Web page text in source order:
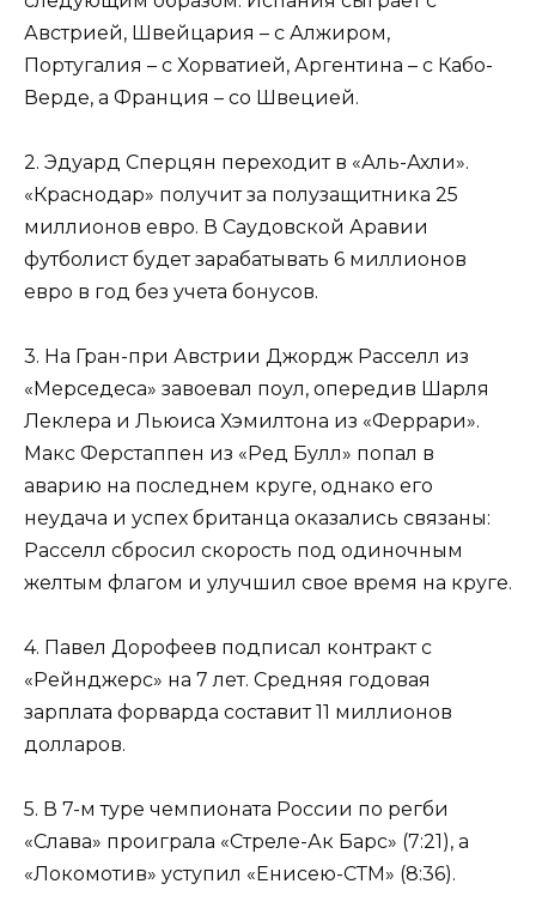
Австрией, Швейцария – с Алжиром,
Португалия – с Хорватией, Аргентина – с Кабо-
Верде, а Франция – со Швецией.
2. Эдуард Сперцян переходит в «Аль-Ахли».
«Краснодар» получит за полузащитника 25
миллионов евро. В Саудовской Аравии
футболист будет зарабатывать 6 миллионов
евро в год без учета бонусов.
3. На Гран-при Австрии Джордж Расселл из
«Мерседеса» завоевал поул, опередив Шарля
Леклера и Льюиса Хэмилтона из «Феррари».
Макс Ферстаппен из «Ред Булл» попал в
аварию на последнем круге, однако его
неудача и успех британца оказались связаны:
Расселл сбросил скорость под одиночным
желтым флагом и улучшил свое время на круге.
4. Павел Дорофеев подписал контракт с
«Рейнджерс» на 7 лет. Средняя годовая
зарплата форварда составит 11 миллионов
долларов.
5. В 7-м туре чемпионата России по регби
«Слава» проиграла «Стреле-Ак Барс» (7:21), а
«Локомотив» уступил «Енисею-СТМ» (8:36).